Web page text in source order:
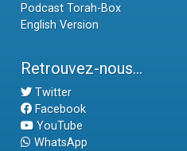
Podcast Torah-Box
English Version
Retrouvez-nous...
Twitter
Facebook
YouTube
WhatsApp